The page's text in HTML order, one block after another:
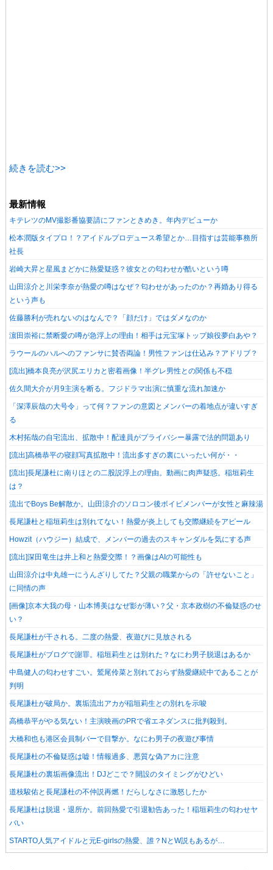
続きを読む>>
最新情報
キテレツのMV撮影番協要請にファンときめき。年内デビューか
松本潤版タイプロ！？アイドルプロデュース希望とか…目指すは芸能事務所
社長
岩崎大昇と星風まどかに熱愛疑惑？彼女との匂わせが酷いという噂
山田涼介と川栄李奈が熱愛の噂はなぜ？匂わせがあったのか？再婚あり得る
という声も
佐藤勝利が売れないのはなんで？「顔だけ」ではダメなのか
濵田崇裕に禁断愛の噂が急浮上の理由！相手は元宝塚トップ娘役夢白あや？
ラウールのハルへのファンサに賛否両論！男性ファンは仕込み？アドリブ？
[流出]橋本良亮が沢尻エリカと密着画像！半グレ男性との関係も不穏
佐久間大介が月9主演を断る。フジドラマ出演に慎重な流れ加速か
「深澤辰哉の大号令」って何？ファンの意図とメンバーの着地点が違いすぎ
る
木村拓哉の自宅流出、拡散中！配達員がプライバシー暴露で法的問題あり
[流出]高橋恭平の寝顔写真拡散中！流出多すぎの裏にいったい何が・・
[流出]長尾謙杜に南りほとの二股説浮上の理由。動画に肉声疑惑。稲垣莉生
は？
流出でBoys Be解散か。山田涼介のソロコン後ボイビメンバーが女性と麻辣湯
長尾謙杜と稲垣莉生は別れてない！熱愛が炎上しても交際継続をアピール
Howzit（ハウジー）結成で、メンバーの過去のスキャンダルを気にする声
[流出]深田竜生は井上和と熱愛交際！？画像はAIの可能性も
山田涼介は中丸雄一にうんざりしてた？父親の職業からの「許せないこと」
に同情の声
[画像]京本大我の母・山本博美はなぜ影が薄い？父・京本政樹の不倫疑惑のせ
い？
長尾謙杜が干される。二度の熱愛、夜遊びに見放される
長尾謙杜がブログで謝罪。稲垣莉生とは別れた？なにわ男子脱退はあるか
中島健人の匂わせすごい。鷲尾伶菜と別れておらず熱愛継続中であることが
判明
長尾謙杜が破局か。裏垢流出アカが稲垣莉生との別れを示唆
高橋恭平がやる気ない！主演映画のPRで省エネダンスに批判殺到。
大橋和也も港区会員制バーで目撃か。なにわ男子の夜遊び事情
長尾謙杜の不倫疑惑は嘘！情報過多、悪質な偽アカに注意
長尾謙杜の裏垢画像流出！DJどこで？開設のタイミングがひどい
道枝駿佑と長尾謙杜の不仲説再燃！だらしなさに激怒したか
長尾謙杜は脱退・退所か。前回熱愛で引退勧告あった！稲垣莉生の匂わせヤ
バい
STARTO人気アイドルと元E-girlsの熱愛、誰？NとW説もあるが…